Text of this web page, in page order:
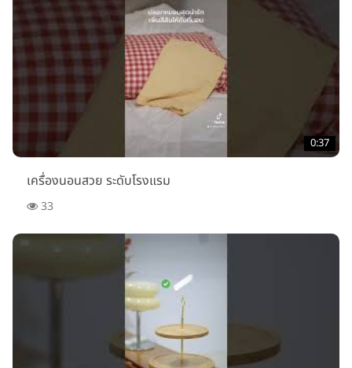
0:37
เครื่องนอนสวย ระดับโรงแรม
33